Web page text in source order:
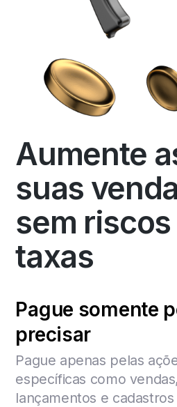
Aumente
suas
sem riscos
taxas
Pague somente
precisar
Pague apenas pelas
específicas como vendas,
lançamentos e cadastros